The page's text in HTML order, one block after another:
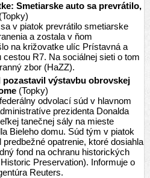
Smetiarske auto sa prevrátilo,
v piatok prevrátilo smetiarske
a zostala v ňom
na križovatke ulíc Prístavná a
R7. Na sociálnej sieti o tom
zbor (HaZZ).
pozastavil výstavbu obrovskej
(Topky)
odvolací súd v hlavnom
prezidenta Donalda
tanečnej sály na mieste
Bieleho domu. Súd tým v piatok
opatrenie, ktoré dosiahla
fond na ochranu historických
Preservation). Informuje o
Reuters.